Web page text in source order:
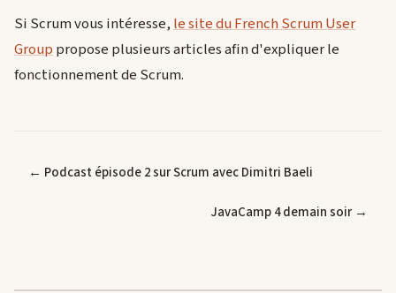
Si Scrum vous intéresse,le site du French Scrum User
Grouppropose plusieurs articles afin d'expliquer le
fonctionnement de Scrum.
← Podcast épisode 2 sur Scrum avec Dimitri Baeli
JavaCamp 4 demain soir →